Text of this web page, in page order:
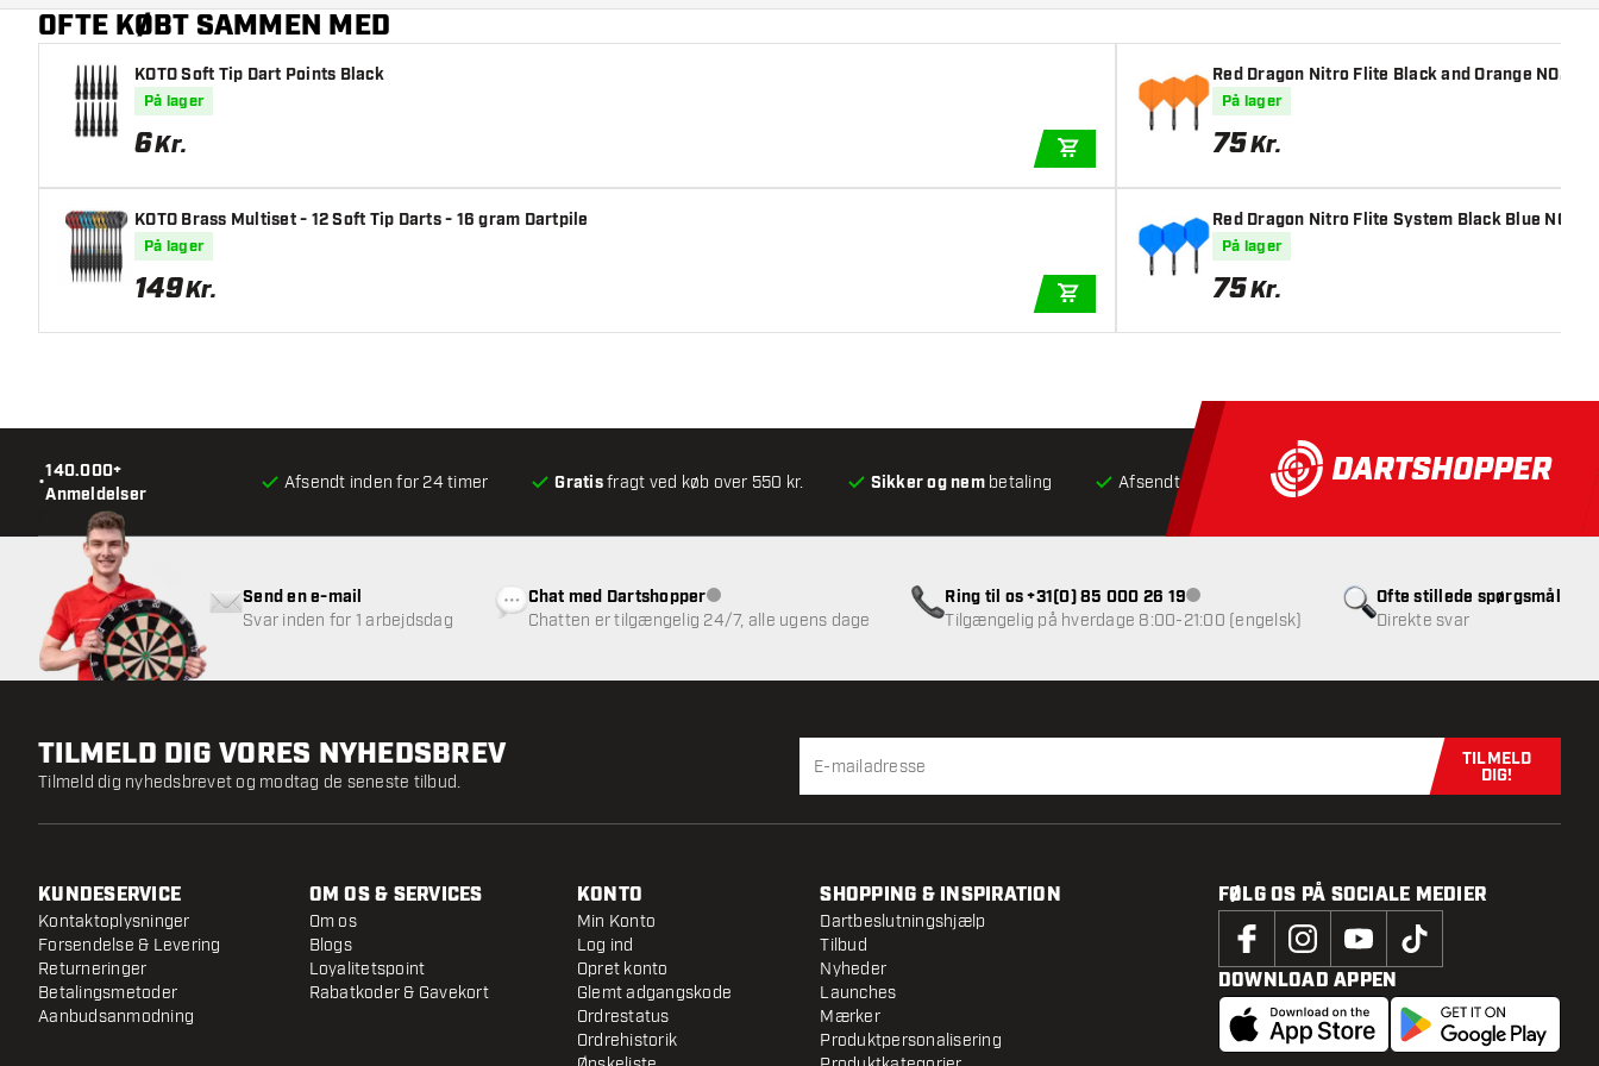
OFTE KØBT SAMMEN MED
KOTO Soft Tip Dart Points Black
På lager
6Kr.
KOTO Brass Multiset - 12 Soft Tip Darts - 16 gram Dartpile
På lager
149Kr.
Red Dragon Nitro Flite Black and Orange NO2 -
På lager
75Kr.
Red Dragon Nitro Flite System Black Blue NO2 -
På lager
75Kr.
•
140.000+
Anmeldelser
Afsendt inden for 24 timer Gratisfragt ved køb over 550 kr. Sikker og nembetaling Afsendt inden for 24 timer Gratisfragt ved køb over
Ofte stillede spørgsmål
Direkte svar
Send en e-mail
Svar inden for 1 arbejdsdag
Chat med DartshopperKundeservice ikke tilgængelig
Chatten er tilgængelig 24/7, alle ugens dage
Ring til os +31(0) 85 000 26 19Kundeservice ikke tilgængelig
Tilgængelig på hverdage 8:00-21:00 (engelsk)
TILMELD DIG VORES NYHEDSBREV
Tilmeld dig nyhedsbrevet og modtag de seneste tilbud.
Tilmeld dig
TILMELD
DIG!
KUNDESERVICE
Kontaktoplysninger
Forsendelse & Levering
Returneringer
Betalingsmetoder
Aanbudsanmodning
OM OS & SERVICES
Om os
Blogs
Loyalitetspoint
Rabatkoder & Gavekort
KONTO
Min Konto
Log ind
Opret konto
Glemt adgangskode
Ordrestatus
Ordrehistorik
SHOPPING & INSPIRATION
Dartbeslutningshjælp
Tilbud
Nyheder
Launches
Mærker
Produktpersonalisering
FØLG OS PÅ SOCIALE MEDIER
DOWNLOAD APPEN